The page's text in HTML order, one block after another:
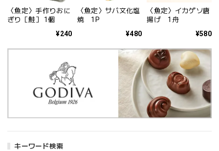
キーワード検索
〈魚定〉手作りおに
ぎり［鮭］ 1個
¥240
〈魚定〉サバ文化塩
焼 1P
¥480
〈魚定〉イカゲソ唐
揚げ 1舟
¥580